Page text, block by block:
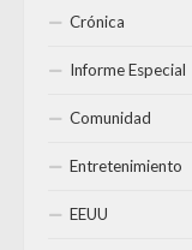
Crónica
Informe Especial
Comunidad
Entretenimiento
EEUU